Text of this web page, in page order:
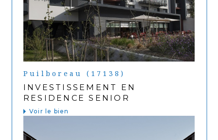
Puilboreau (17138)
INVESTISSEMENT EN
RESIDENCE SENIOR
Voir le bien